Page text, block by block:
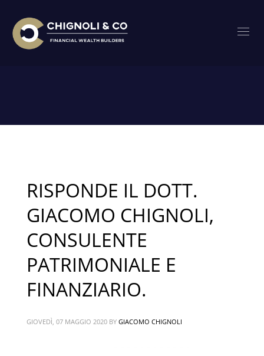
RISPONDE IL DOTT.
GIACOMO CHIGNOLI,
CONSULENTE
PATRIMONIALE E
FINANZIARIO.
GIOVEDÌ, 07 MAGGIO 2020 BY GIACOMO CHIGNOLI